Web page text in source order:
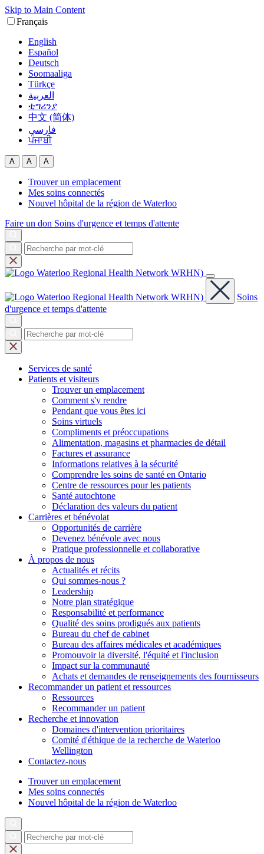
Skip to Main Content
Français
English
Español
Deutsch
Soomaaliga
Türkçe
العربية‏
ቲግሪንያ
中文 (简体)
فارسی
ਪੰਜਾਬੀ
A A A
Trouver un emplacement
Mes soins connectés
Nouvel hôpital de la région de Waterloo
Faire un don Soins d'urgence et temps d'attente
Soins
d'urgence et temps d'attente
Services de santé
Patients et visiteurs
Trouver un emplacement
Comment s'y rendre
Pendant que vous êtes ici
Soins virtuels
Compliments et préoccupations
Alimentation, magasins et pharmacies de détail
Factures et assurance
Informations relatives à la sécurité
Comprendre les soins de santé en Ontario
Centre de ressources pour les patients
Santé autochtone
Déclaration des valeurs du patient
Carrières et bénévolat
Opportunités de carrière
Devenez bénévole avec nous
Pratique professionnelle et collaborative
À propos de nous
Actualités et récits
Qui sommes-nous ?
Leadership
Notre plan stratégique
Responsabilité et performance
Qualité des soins prodigués aux patients
Bureau du chef de cabinet
Bureau des affaires médicales et académiques
Promouvoir la diversité, l'équité et l'inclusion
Impact sur la communauté
Achats et demandes de renseignements des fournisseurs
Recommander un patient et ressources
Ressources
Recommander un patient
Recherche et innovation
Domaines d'intervention prioritaires
Comité d'éthique de la recherche de Waterloo
Wellington
Contactez-nous
Trouver un emplacement
Mes soins connectés
Nouvel hôpital de la région de Waterloo